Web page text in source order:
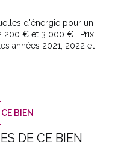
d'énergie pour un
200 € et 3 000 € . Prix
années 2021, 2022 et
BIEN
DE CE BIEN